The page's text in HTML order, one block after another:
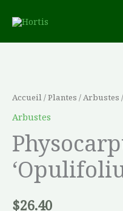
contenu
Accueil/Plantes /Arbustes
Arbustes
$26.40
Physocarpus
'Opulifolius'